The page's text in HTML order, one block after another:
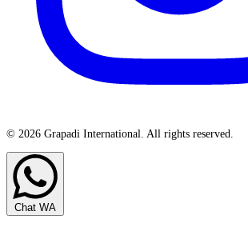
© 2026 Grapadi International. All rights reserved.
Chat WA